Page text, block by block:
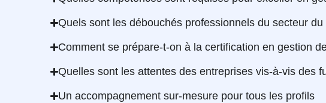
Quels sont les débouchés professionnels du secteur
Comment se prépare-t-on à la certification en gestion
Quelles sont les attentes des entreprises vis-à-vis des
Un accompagnement sur-mesure pour tous les profils